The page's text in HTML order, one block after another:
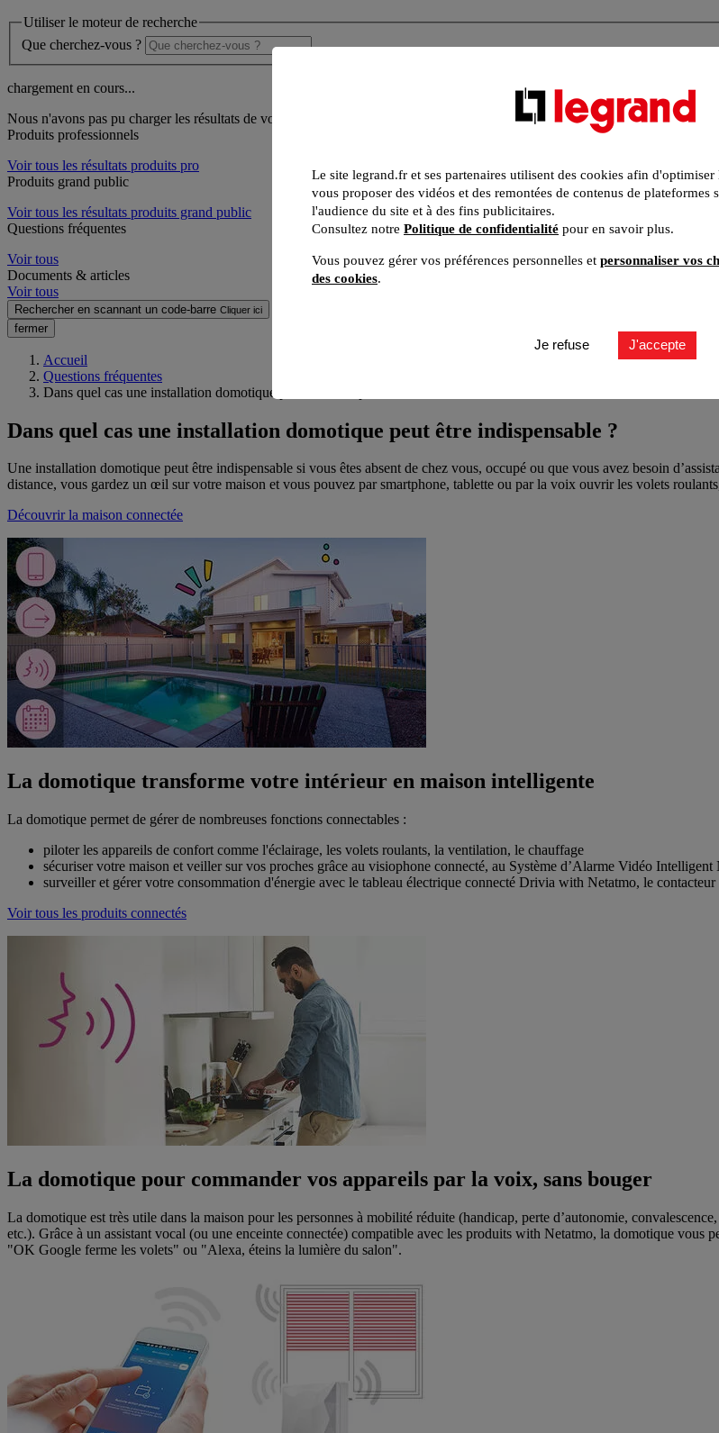
Utiliser le moteur de recherche
Que cherchez-vous ?
chargement en cours...
Nous n'avons pas pu charger les résultats de votre recherche
Produits professionnels
Voir tous les résultats produits pro
Produits grand public
Voir tous les résultats produits grand public
Questions fréquentes
Voir tous
Documents & articles
Voir tous
Rechercher en scannant un code-barre Cliquer ici
fermer
Accueil
Questions fréquentes
Dans quel cas une installation domotique peut être indispensable ?
Dans quel cas une installation domotique peut être indispensable ?
Une installation domotique peut être indispensable si vous êtes absent de chez vous, occupé ou que vous avez besoin
distance, vous gardez un œil sur votre maison et vous pouvez par smartphone, tablette ou par la voix ouvrir les volets
Découvrir la maison connectée
La domotique transforme votre intérieur en maison intelligente
La domotique permet de gérer de nombreuses fonctions connectables :
piloter les appareils de confort comme l'éclairage, les volets roulants, la ventilation, le chauffage
sécuriser votre maison et veiller sur vos proches grâce au visiophone connecté, au Système d’Alarme Vidéo
surveiller et gérer votre consommation d'énergie avec le tableau électrique connecté Drivia with Netatmo, le contacteur
Voir tous les produits connectés
La domotique pour commander vos appareils par la voix, sans bouger
La domotique est très utile dans la maison pour les personnes à mobilité réduite (handicap, perte d’autonomie,
etc.). Grâce à un assistant vocal (ou une enceinte connectée) compatible avec les produits with Netatmo, la domotique vous
"OK Google ferme les volets" ou "Alexa, éteins la lumière du salon".
Le site legrand.fr et ses partenaires utilisent des cookies afin
vous proposer des vidéos et des remontées de contenus de plateformes
l'audience du site et à des fins publicitaires.
Consultez notre Politique de confidentialité pour en savoir plus.
Vous pouvez gérer vos préférences personnelles et personnaliser vos
des cookies.
Je refuse J'accepte